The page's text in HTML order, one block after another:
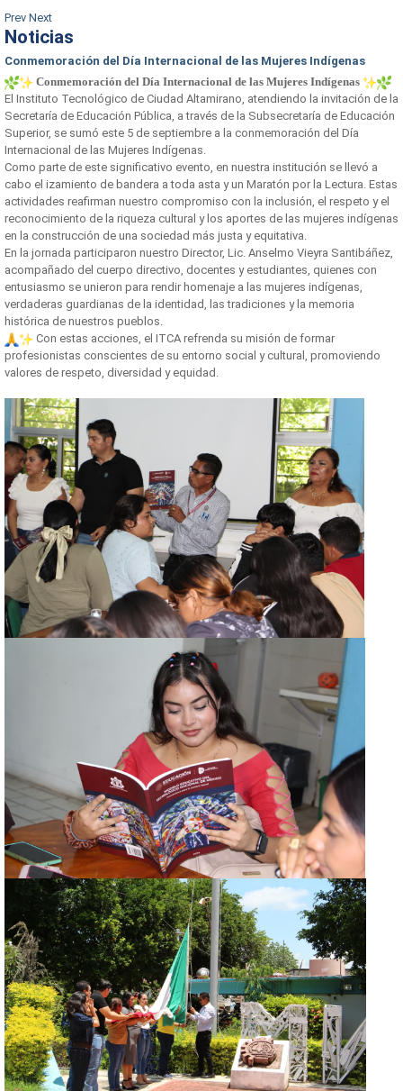
Prev Next
Noticias
Conmemoración del Día Internacional de las Mujeres Indígenas
Conmemoración del Día Internacional de las Mujeres Indígenas
El Instituto Tecnológico de Ciudad Altamirano, atendiendo la invitación de la
Secretaría de Educación Pública, a través de la Subsecretaría de Educación
Superior, se sumó este 5 de septiembre a la conmemoración del Día
Internacional de las Mujeres Indígenas.
Como parte de este significativo evento, en nuestra institución se llevó a
cabo el izamiento de bandera a toda asta y un Maratón por la Lectura. Estas
actividades reafirman nuestro compromiso con la inclusión, el respeto y el
reconocimiento de la riqueza cultural y los aportes de las mujeres indígenas
en la construcción de una sociedad más justa y equitativa.
En la jornada participaron nuestro Director, Lic. Anselmo Vieyra Santibáñez,
acompañado del cuerpo directivo, docentes y estudiantes, quienes con
entusiasmo se unieron para rendir homenaje a las mujeres indígenas,
verdaderas guardianas de la identidad, las tradiciones y la memoria
histórica de nuestros pueblos.
Con estas acciones, el ITCA refrenda su misión de formar
profesionistas conscientes de su entorno social y cultural, promoviendo
valores de respeto, diversidad y equidad.